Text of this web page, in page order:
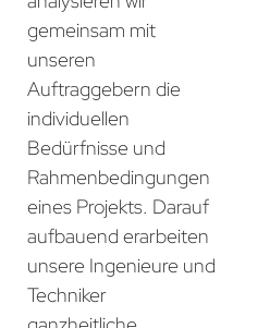
gemeinsam mit
unseren
Auftraggebern die
individuellen
Bedürfnisse und
Rahmenbedingungen
eines Projekts. Darauf
aufbauend erarbeiten
unsere Ingenieure und
Techniker